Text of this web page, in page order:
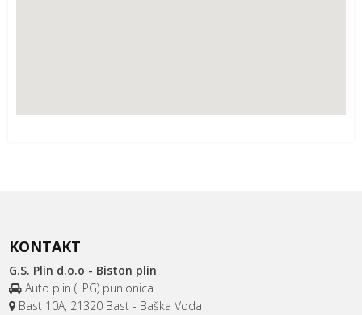
KONTAKT
G.S. Plin d.o.o - Biston plin
Auto plin (LPG) punionica
Bast 10A, 21320 Bast - Baška Voda